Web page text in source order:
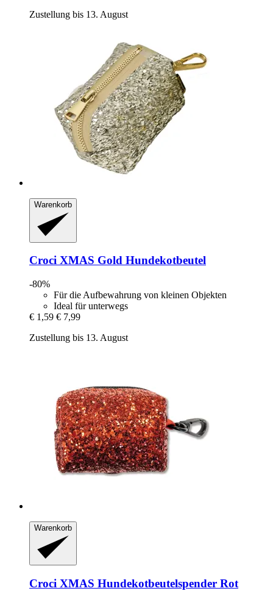
Zustellung bis 13. August
Warenkorb
Croci XMAS Gold Hundekotbeutel
-80%
Für die Aufbewahrung von kleinen Objekten
Ideal für unterwegs
€ 1,59 € 7,99
Zustellung bis 13. August
Warenkorb
Croci XMAS Hundekotbeutelspender Rot